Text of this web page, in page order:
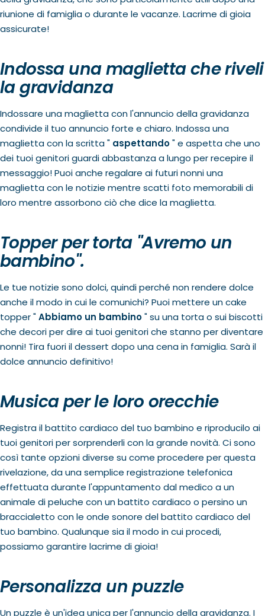
riunione di famiglia o durante le vacanze. Lacrime di gioia
assicurate!
Indossa una maglietta che riveli
la gravidanza
Indossare una maglietta con l'annuncio della gravidanza
condivide il tuo annuncio forte e chiaro. Indossa una
maglietta con la scritta " aspettando" e aspetta che uno
dei tuoi genitori guardi abbastanza a lungo per recepire il
messaggio! Puoi anche regalare ai futuri nonni una
maglietta con le notizie mentre scatti foto memorabili di
loro mentre assorbono ciò che dice la maglietta.
Topper per torta "Avremo un
bambino".
Le tue notizie sono dolci, quindi perché non rendere dolce
anche il modo in cui le comunichi? Puoi mettere un cake
topper "Abbiamo un bambino" su una torta o sui biscotti
che decori per dire ai tuoi genitori che stanno per diventare
nonni! Tira fuori il dessert dopo una cena in famiglia. Sarà il
dolce annuncio definitivo!
Musica per le loro orecchie
Registra il battito cardiaco del tuo bambino e riproducilo ai
tuoi genitori per sorprenderli con la grande novità. Ci sono
così tante opzioni diverse su come procedere per questa
rivelazione, da una semplice registrazione telefonica
effettuata durante l'appuntamento dal medico a un
animale di peluche con un battito cardiaco o persino un
braccialetto con le onde sonore del battito cardiaco del
tuo bambino. Qualunque sia il modo in cui procedi,
possiamo garantire lacrime di gioia!
Personalizza un puzzle
Un puzzle è un'idea unica per l'annuncio della gravidanza. I